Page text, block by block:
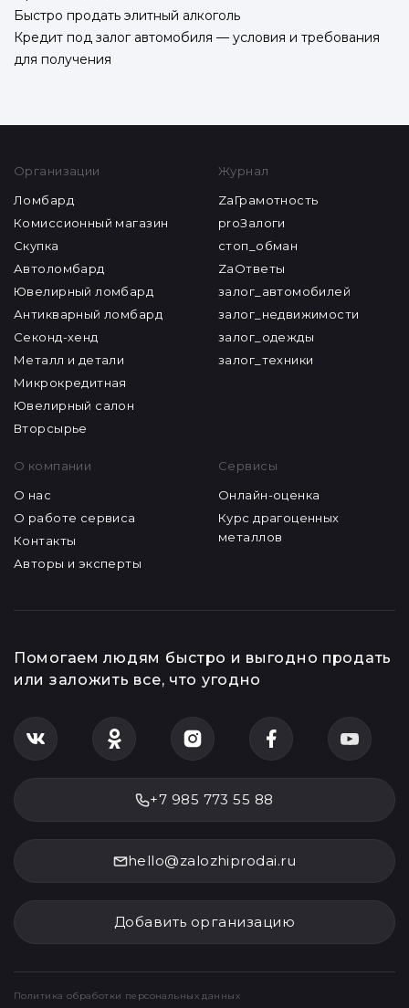
Быстро продать элитный алкоголь
Кредит под залог автомобиля — условия и требования
для получения
Организации
Ломбард
Комиссионный магазин
Скупка
Автоломбард
Ювелирный ломбард
Антикварный ломбард
Секонд-хенд
Металл и детали
Микрокредитная
Ювелирный салон
Вторсырье
Журнал
ZaГрамотность
proЗалоги
стоп_обман
ZaОтветы
залог_автомобилей
залог_недвижимости
залог_одежды
залог_техники
О компании
О нас
О работе сервиса
Контакты
Авторы и эксперты
Сервисы
Онлайн-оценка
Курс драгоценных
металлов
Помогаем людям быстро и выгодно продать
или заложить все, что угодно
+7 985 773 55 88
hello@zalozhiprodai.ru
Добавить организацию
Политика обработки персональных данных